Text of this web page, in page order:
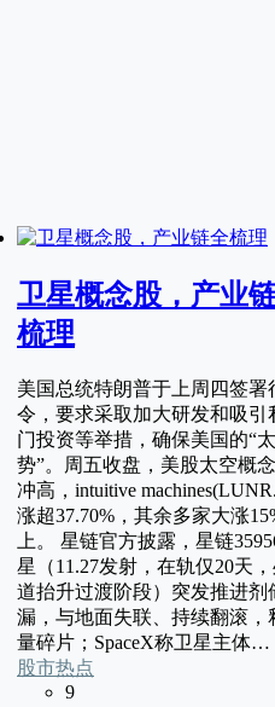
卫星概念股，产业
梳理
美国总统特朗普于上周四签署
令，要求采取加大研发和吸引
门投资等举措，确保美国的“
势”。周五收盘，美股太空概
冲高，intuitive
涨超37.70%，其余多家大涨
上。 星链官方披露，星链
星（11.27发射，在轨仅20天
道抬升过渡阶段）突发推进剂
漏，与地面失联、持续翻滚，
量碎片；SpaceX称卫星主体…
股市热点
9